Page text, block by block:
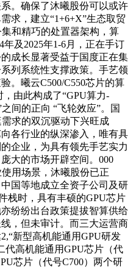
。确保了沐曦股份可以或许
求，建立“1+6+X”生态取贸
和精巧的处置器架构，算
年及2025年1-6月，正在手订
成长显著受益于国度正在集
列系统性支撑政策。手艺领
。曦云C500/C550芯片的算
由此构成了“GPU算力-
间的正向 “飞轮效应”。国
求的双沉驱动下兴旺成
各行业的纵深渗入，唯有具
企业，为具有领先手艺实力
大的市场开辟空间。000
用场景，沐曦股份已正
国等地成立全资子公司及研
栈时，具有丰硕的GPU芯片
纷纷出台政策提拔智算供给
，但未审计。而三大运营商
新型高机能通用GPU研发
代高机能通用GPU芯片（代
芯片（代号C700）两个研